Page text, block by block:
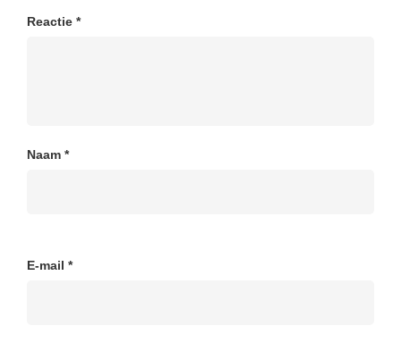
Reactie *
Naam *
E-mail *